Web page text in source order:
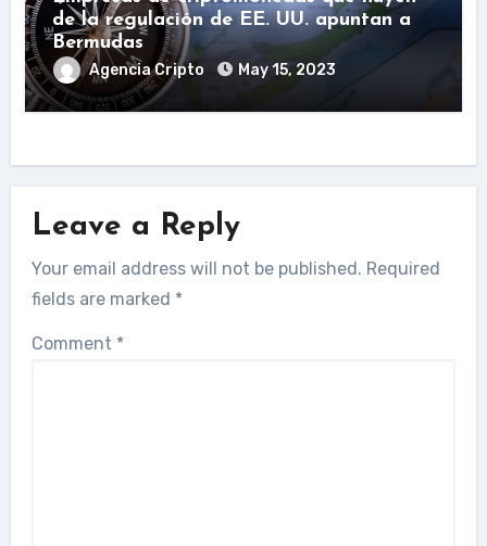
de la regulación de EE. UU. apuntan a
Bermudas
Agencia Cripto May 15, 2023
Leave a Reply
Your email address will not be published. Required
fields are marked *
Comment *